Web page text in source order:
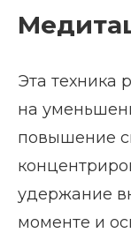
Эта техника
на
повышение
удержание
моменте и